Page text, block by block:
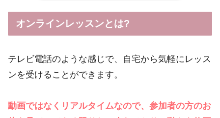
オンラインレッスンとは?
テレビ電話のような感じで、自宅から気軽にレッス
ンを受けることができます。
動画ではなくリアルタイムなので、参加者の方のお